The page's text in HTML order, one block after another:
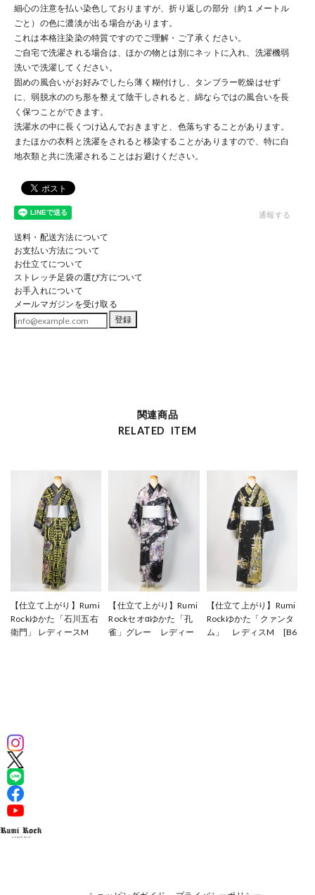
細心の注意を払い染色しておりますが、折り返しの部分（約１メートル
ごと）の色に濃淡が出る場合があります。
これは本格注染染の特質ですのでご理解・ご了承ください。
ご自宅で洗濯される場合は、ほかの物とは別にネットに入れ、洗濯機弱
洗いで洗濯してください。
固めの風合いがお好みでしたら薄く糊付けし、タンブラー乾燥はせず
に、弱脱水ののち形を整えて陰干しされると、綿ならではの風合いを長
く保つことができます。
洗濯水の中に長くつけ込んでおきますと、色落ちすることがあります。
またほかの衣料と洗濯をされると移染することがありますので、特に白
地衣類と共に洗濯されることはお避けください。
通報する
送料・配送方法について
お支払い方法について
お仕立てについて
ストレッチ足袋の選び方について
お手入れについて
メールマガジンを受け取る
登録
関連商品
RELATED ITEM
【仕立て上がり】Rumi
Rockゆかた「石川五右
衛門」 レディースM
【仕立て上がり】Rumi
Rockセオαゆかた「孔
雀」グレー レディー
【仕立て上がり】Rumi
Rockゆかた「クァンタ
ム」 レディスM [B6